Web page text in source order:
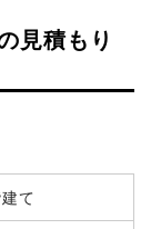
見積もり
て